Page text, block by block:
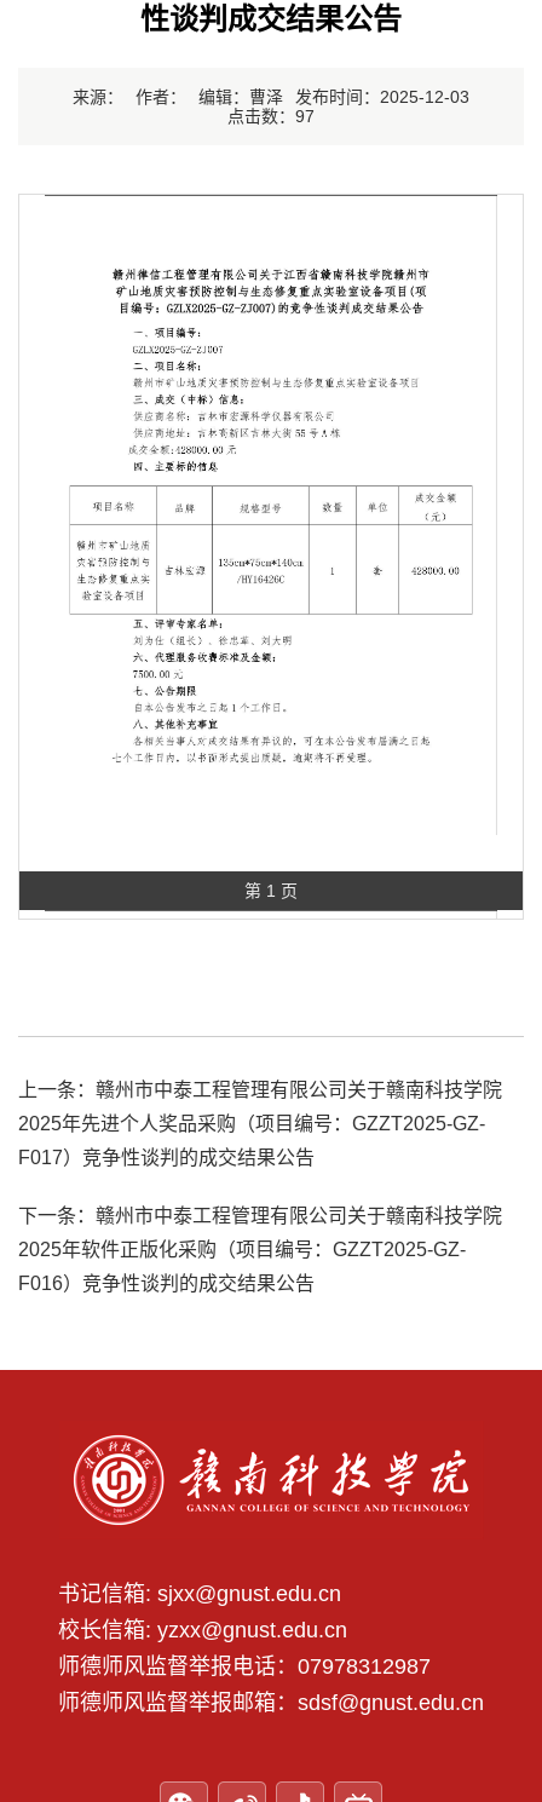
性谈判成交结果公告
来源： 作者： 编辑：曹泽
发布时间：2025-12-03
点击数： 97
第 1 页
第 2 页
上一条： 赣州市中泰工程管理有限公司关于赣南科技学院
2025年先进个人奖品采购（项目编号：GZZT2025-GZ-
F017）竞争性谈判的成交结果公告
下一条： 赣州市中泰工程管理有限公司关于赣南科技学院
2025年软件正版化采购（项目编号：GZZT2025-GZ-
F016）竞争性谈判的成交结果公告
书记信箱: sjxx@gnust.edu.cn
校长信箱: yzxx@gnust.edu.cn
师德师风监督举报电话：07978312987
师德师风监督举报邮箱：sdsf@gnust.edu.cn